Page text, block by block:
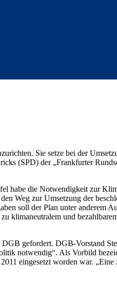
Sie setze bei der
(SPD) der „Frankfurter
habe die Notwendigkeit zur
Weg zur Umsetzung der
soll der Plan unter anderem
klimaneutralem und
gefordert. DGB-Vorstand
notwendig“. Als Vorbild
eingesetzt worden war.